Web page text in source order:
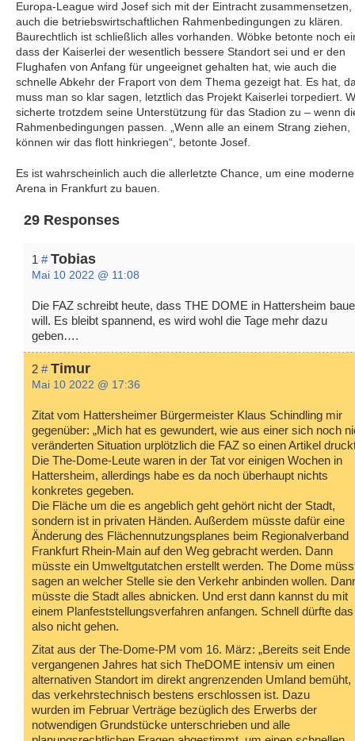
Europa-League wird Josef sich mit der Eintracht zusammensetzen,
auch die betriebswirtschaftlichen Rahmenbedingungen zu klären.
Baurechtlich ist schließlich alles vorhanden. Wöbke betonte noch
dass der Kaiserlei der wesentlich bessere Standort sei und er den
Flughafen von Anfang für ungeeignet gehalten hat, wie auch die
schnelle Abkehr der Fraport von dem Thema gezeigt hat. Es hat,
muss man so klar sagen, letztlich das Projekt Kaiserlei torpediert.
sicherte trotzdem seine Unterstützung für das Stadion zu – wenn
Rahmenbedingungen passen. „Wenn alle an einem Strang ziehen,
können wir das flott hinkriegen“, betonte Josef.
Es ist wahrscheinlich auch die allerletzte Chance, um eine moderne
Arena in Frankfurt zu bauen.
29 Responses
1 # Tobias
Mai 10 2022 @ 11:08
Die FAZ schreibt heute, dass THE DOME in Hattersheim
will. Es bleibt spannend, es wird wohl die Tage mehr dazu
geben….
2 # Timur
Mai 10 2022 @ 17:36
Zitat vom Hattersheimer Bürgermeister Klaus Schindling mir
gegenüber: „Mich hat es gewundert, wie aus einer sich noch
veränderten Situation urplötzlich die FAZ so einen Artikel
Die The-Dome-Leute waren in der Tat vor einigen Wochen in
Hattersheim, allerdings habe es da noch überhaupt nichts
konkretes gegeben.
Die Fläche um die es angeblich geht gehört nicht der Stadt,
sondern ist in privaten Händen. Außerdem müsste dafür eine
Änderung des Flächennutzungsplanes beim Regionalverband
Frankfurt Rhein-Main auf den Weg gebracht werden. Dann
müsste ein Umweltgutatchen erstellt werden. The Dome
sagen an welcher Stelle sie den Verkehr anbinden wollen.
müsste die Stadt alles abnicken. Und erst dann kannst du mit
einem Planfeststellungsverfahren anfangen. Schnell dürfte das
also nicht gehen.
Zitat aus der The-Dome-PM vom 16. März: „Bereits seit Ende
vergangenen Jahres hat sich TheDOME intensiv um einen
alternativen Standort im direkt angrenzenden Umland bemüht,
das verkehrstechnisch bestens erschlossen ist. Dazu
wurden im Februar Verträge bezüglich des Erwerbs der
notwendigen Grundstücke unterschrieben und alle